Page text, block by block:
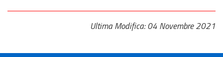
Ultima Modifica: 04 Novembre 2021